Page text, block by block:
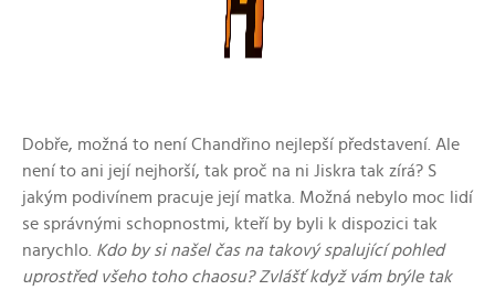
Dobře, možná to není Chandřino nejlepší představení. Ale
není to ani její nejhorší, tak proč na ni Jiskra tak zírá? S
jakým podivínem pracuje její matka. Možná nebylo moc lidí
se správnými schopnostmi, kteří by byli k dispozici tak
narychlo. Kdo by si našel čas na takový spalující pohled
uprostřed všeho toho chaosu? Zvlášť když vám brýle tak